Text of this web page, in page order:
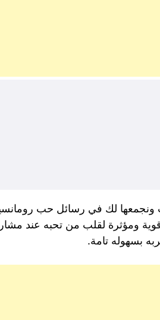
لك في رسائل حب
ومؤثرة لقلب من تحبه عند
بسهوله تامة.